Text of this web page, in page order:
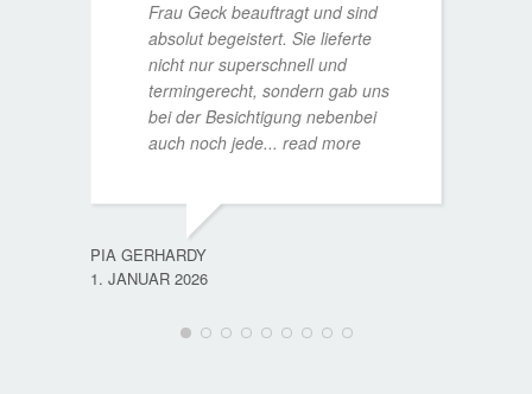
Frau Geck beauftragt und sind
absolut begeistert. Sie lieferte
nicht nur superschnell und
termingerecht, sondern gab uns
bei der Besichtigung nebenbei
auch noch jede... read more
PIA GERHARDY
1. JANUAR 2026